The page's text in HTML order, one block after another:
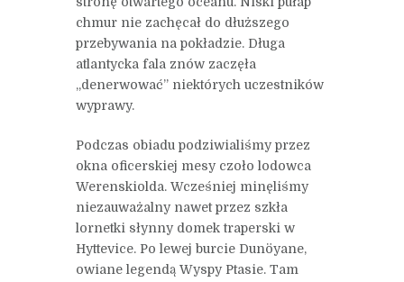
chmur nie zachęcał do dłuższego
przebywania na pokładzie. Długa
atlantycka fala znów zaczęła
„denerwować” niektórych uczestników
wyprawy.
Podczas obiadu podziwialiśmy przez
okna oficerskiej mesy czoło lodowca
Werenskiolda. Wcześniej minęliśmy
niezauważalny nawet przez szkła
lornetki słynny domek traperski w
Hyttevice. Po lewej burcie Dunöyane,
owiane legendą Wyspy Ptasie. Tam